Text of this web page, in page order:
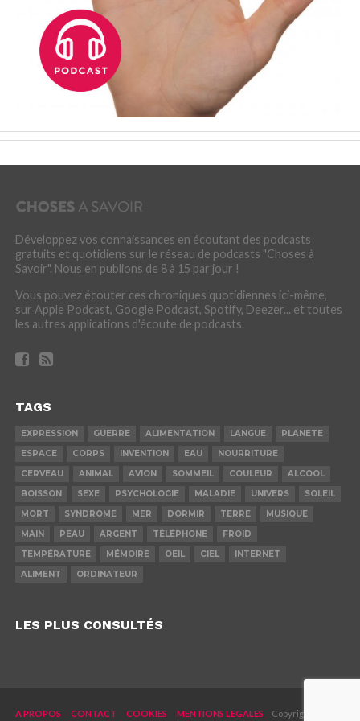
Développez vos connaissances en écoutant des podcasts
gratuits et quotidiens sur le réseau de podcasts "Choses à
Savoir". Nous en publions de 8 à 15 par jour !
Vous pouvez écouter ces chroniques quotidiennes ici-même,
sur Apple Podcast, Google Podcast, Spotify, Deezer... et toutes
les autres applications d'écoute de podcasts.
TAGS
EXPRESSION GUERRE ALIMENTATION LANGUE
PLANETE
ESPACE
CORPS INVENTION EAU
NOURRITURE
CERVEAU
ANIMAL AVION SOMMEIL COULEUR
ALCOOL
BOISSON
SEXE PSYCHOLOGIE MALADIE UNIVERS
SOLEIL
MORT
SYNDROME MER DORMIR TERRE
MUSIQUE
MAIN
PEAU ARGENT TÉLÉPHONE
FROID
TEMPÉRATURE
MÉMOIRE OEIL CIEL
INTERNET
ALIMENT
ORDINATEUR
LES PLUS CONSULTÉS
A PROPOS CONTACT COOKIES MENTIONS LEGALES Copyright © 2019